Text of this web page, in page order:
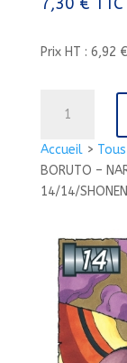
Accueil>
BORUTO –
14/14/
Prix HT : 6,92 €
BORUTO
-
NARUTO
TOME
14/14/SHONEN
KANA/KANA/
NARUTO